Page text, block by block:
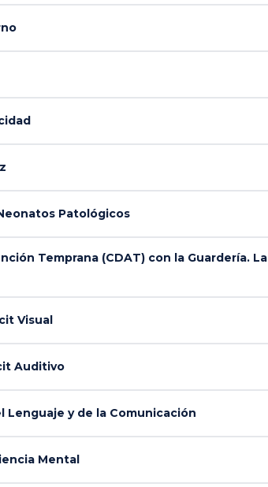
Patológicos
Temprana (CDAT) con la Guardería. La
Visual
Auditivo
Lenguaje y de la Comunicación
Mental